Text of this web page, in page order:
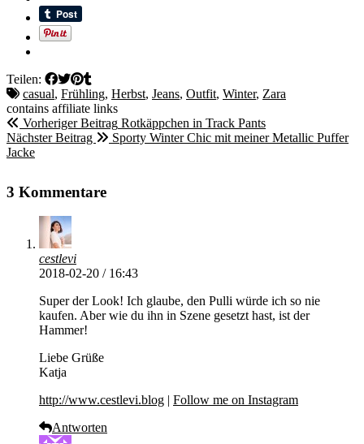
Teilen:
casual, Frühling, Herbst, Jeans, Outfit, Winter, Zara
contains affiliate links
Vorheriger Beitrag Rotkäppchen in Track Pants
Nächster Beitrag
Sporty Winter Chic mit meiner Metallic Puffer
Jacke
3 Kommentare
cestlevi
2018-02-20 / 16:43
Super der Look! Ich glaube, den Pulli würde ich so nie
kaufen. Aber wie du ihn in Szene gesetzt hast, ist der
Hammer!
Liebe Grüße
Katja
http://www.cestlevi.blog | Follow me on Instagram
Antworten